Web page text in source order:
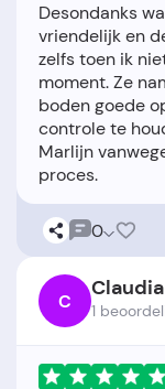
Desondanks
vriendelijk en
zelfs toen ik
moment. Ze
boden goede
controle te
Marlijn
0
C Claudia
1